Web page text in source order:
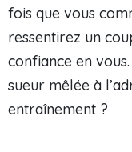
fois que vous
ressentirez un
confiance en
sueur mêlée à
entraînement ?